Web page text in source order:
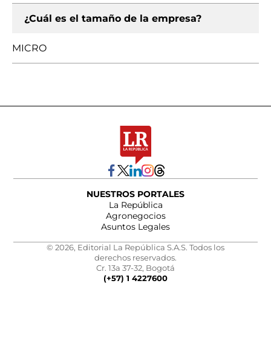
¿Cuál es el tamaño de la empresa?
MICRO
NUESTROS PORTALES
La República
Agronegocios
Asuntos Legales
© 2026, Editorial La República S.A.S. Todos los
derechos reservados.
Cr. 13a 37-32, Bogotá
(+57) 1 4227600